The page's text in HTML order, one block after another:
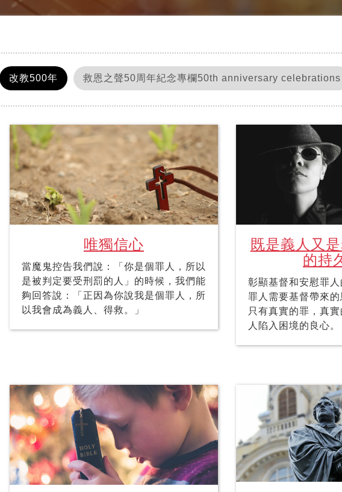
改教500年 救恩之聲50周年紀念專欄50th anniversary celebrations
唯獨信心
當魔鬼控告我們說：「你是個罪人，所以
是被判定要受刑罰的人」的時候，我們能
夠回答說：「正因為你說我是個罪人，所
以我會成為義人、得救。」
既是義人又
的持
彰顯基督和安慰罪
罪人需要基督帶來
只有真實的罪，真
人陷入困境的良心。